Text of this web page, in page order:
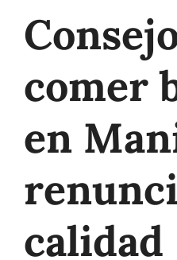
comer
en
calidad